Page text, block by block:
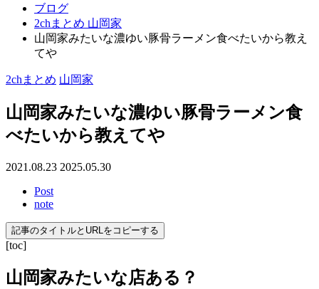
ブログ
2chまとめ 山岡家
山岡家みたいな濃ゆい豚骨ラーメン食べたいから教え
てや
2chまとめ 山岡家
山岡家みたいな濃ゆい豚骨ラーメン食
べたいから教えてや
2021.08.23 2025.05.30
Post
note
記事のタイトルとURLをコピーする
[toc]
山岡家みたいな店ある？